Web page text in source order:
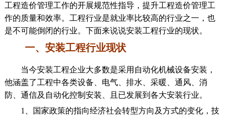
工程造价管理工作的开展规范性指导，提升工程造价管理工
作的质量和效率。工程行业是就业率比较高的行业之一，也
是不可能倒闭的行业。下面来说说安装工程行业的现状。
一、安装工程行业现状
当今安装工程企业大多数是采用自动化机械设备安装，
他涵盖了工程中各类设备、电气、排水、采暖、通风、消
防、通信及自动化控制安装、且已发展到各大安装行业。
1、国家政策的指向经济社会转型方向及方式的变化，技